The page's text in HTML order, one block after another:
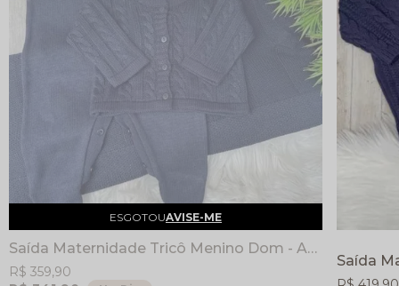
ESGOTOUAVISE-ME
Saída Maternidade Tricô Menino Dom - Azul Marinho - Manta Jardineira e Casaco
R$ 359,90